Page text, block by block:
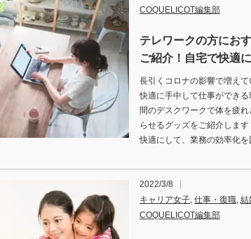
COQUELICOT編集部
テレワークの方にお
ご紹介！自宅で快適
長引くコロナの影響で増え
快適に手中して仕事ができ
間のデスクワークで体を疲
らせるグッズをご紹介しま
快適にして、業務の効率化を
2022/3/8
キャリア女子, 仕事・復職, 結
COQUELICOT編集部